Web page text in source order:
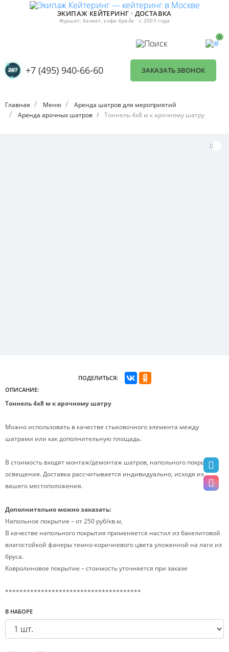
ЭКИПАЖ КЕЙТЕРИНГ · ДОСТАВКА
Фуршет, банкет, кофе-брейк · с 2003 года
0
+7 (495) 940-66-60 ЗАКАЗАТЬ ЗВОНОК
Главная Меню
Аренда шатров для мероприятий
Аренда арочных шатров
Тоннель 4х8 м к арочному шатру
ПОДЕЛИТЬСЯ:
ОПИСАНИЕ:
Тоннель 4х8 м к арочному шатру
Можно использовать в качестве стыковочного элемента между
шатрами или как дополнительную площадь.
В стоимость входят монтаж/демонтаж шатров, напольного покрытия,
освещения. Доставка рассчитывается индивидуально, исходя из
вашего местоположения.
Дополнительно можно заказать:
Напольное покрытие – от 250 руб/кв.м,
В качестве напольного покрытия применяется настил из бакелитовой
влагостойкой фанеры темно-коричневого цвета уложенной на лаги из
бруса.
Ковролиновое покрытие – стоимость уточняется при заказе
**************************************
В НАБОРЕ